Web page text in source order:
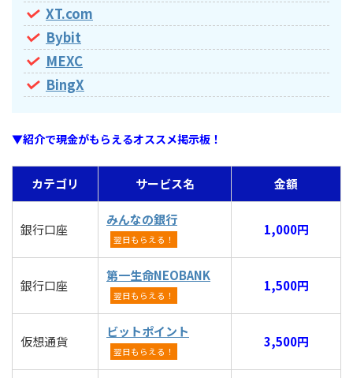
XT.com
Bybit
MEXC
BingX
▼紹介で現金がもらえるオススメ掲示板！
カテゴリ サービス名 金額
銀行口座
みんなの銀行
翌日もらえる！
1,000円
銀行口座
第一生命NEOBANK
翌日もらえる！
1,500円
仮想通貨
ビットポイント
翌日もらえる！
3,500円